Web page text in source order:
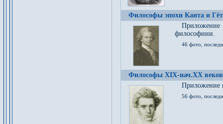
Философы эпохи Канта и
философиии.
46 фото,
Философы XIX-нач.XX веков
Приложение
56 фото,